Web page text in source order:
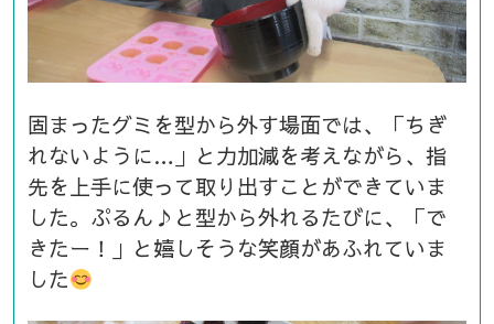
固まったグミを型から外す場面では、「ちぎ
れないように…」と力加減を考えながら、指
先を上手に使って取り出すことができていま
した。ぷるん♪と型から外れるたびに、「で
きたー！」と嬉しそうな笑顔があふれていま
した